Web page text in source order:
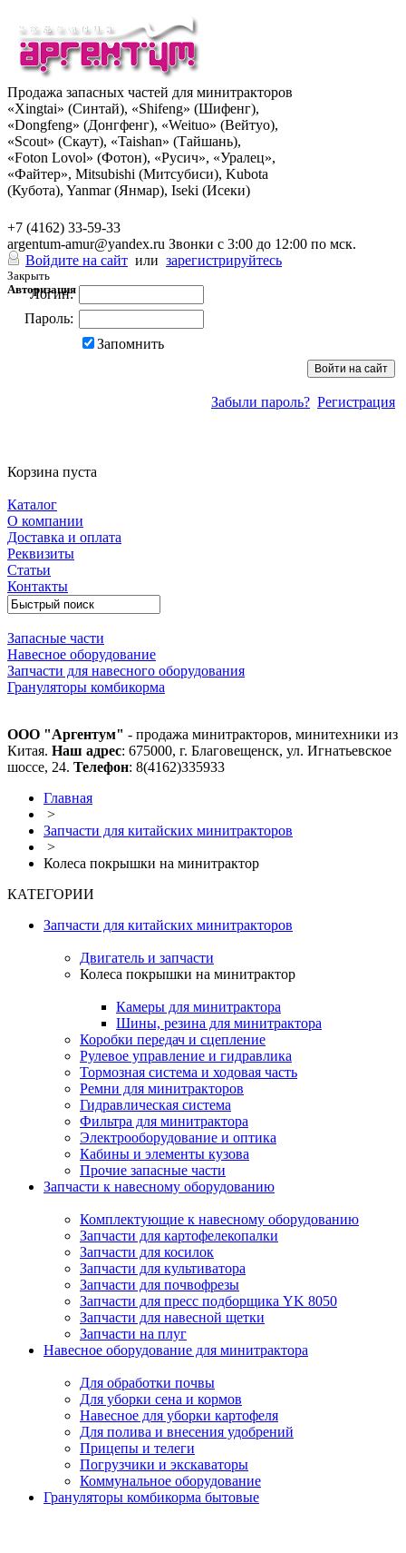
Продажа запасных частей для минитракторов
«Xingtai» (Синтай), «Shifeng» (Шифенг),
«Dongfeng» (Донгфенг), «Weituo» (Вейтуо),
«Scout» (Скаут), «Taishan» (Тайшань),
«Foton Lovol» (Фотон), «Русич», «Уралец»,
«Файтер», Mitsubishi (Митсубиси), Kubota
(Кубота), Yanmar (Янмар), Iseki (Исеки)
+7 (4162) 33-59-33
argentum-amur@yandex.ru Звонки с 3:00 до 12:00 по мск.
Войдите на сайт или зарегистрируйтесь
Закрыть
Авторизация
Логин:
Пароль:
Запомнить
Забыли пароль? Регистрация
Корзина пуста
Каталог
О компании
Доставка и оплата
Реквизиты
Статьи
Контакты
Запасные части
Навесное оборудование
Запчасти для навесного оборудования
Грануляторы комбикорма
ООО "Аргентум" - продажа минитракторов, минитехники из
Китая. Наш адрес: 675000, г. Благовещенск, ул. Игнатьевское
шоссе, 24. Телефон: 8(4162)335933
Главная
>
Запчасти для китайских минитракторов
>
Колеса покрышки на минитрактор
КАТЕГОРИИ
Запчасти для китайских минитракторов
Двигатель и запчасти
Колеса покрышки на минитрактор
Камеры для минитрактора
Шины, резина для минитрактора
Коробки передач и сцепление
Рулевое управление и гидравлика
Тормозная система и ходовая часть
Ремни для минитракторов
Гидравлическая система
Фильтра для минитрактора
Электрооборудование и оптика
Кабины и элементы кузова
Прочие запасные части
Запчасти к навесному оборудованию
Комплектующие к навесному оборудованию
Запчасти для картофелекопалки
Запчасти для косилок
Запчасти для культиватора
Запчасти для почвофрезы
Запчасти для пресс подборщика YK 8050
Запчасти для навесной щетки
Запчасти на плуг
Навесное оборудование для минитрактора
Для обработки почвы
Для уборки сена и кормов
Навесное для уборки картофеля
Для полива и внесения удобрений
Прицепы и телеги
Погрузчики и экскаваторы
Коммунальное оборудование
Грануляторы комбикорма бытовые